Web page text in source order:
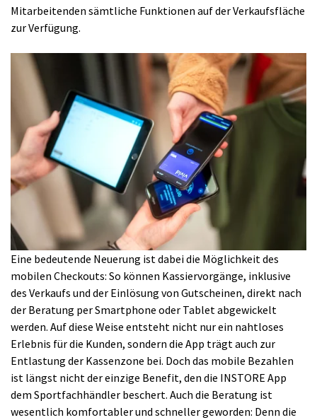
Mitarbeitenden sämtliche Funktionen auf der Verkaufsfläche
zur Verfügung.
Eine bedeutende Neuerung ist dabei die Möglichkeit des
mobilen Checkouts: So können Kassiervorgänge, inklusive
des Verkaufs und der Einlösung von Gutscheinen, direkt nach
der Beratung per Smartphone oder Tablet abgewickelt
werden. Auf diese Weise entsteht nicht nur ein nahtloses
Erlebnis für die Kunden, sondern die App trägt auch zur
Entlastung der Kassenzone bei. Doch das mobile Bezahlen
ist längst nicht der einzige Benefit, den die INSTORE App
dem Sportfachhändler beschert. Auch die Beratung ist
wesentlich komfortabler und schneller geworden: Denn die